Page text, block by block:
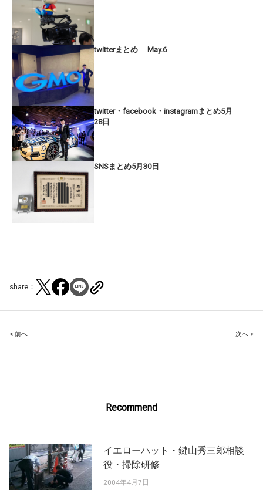
twitterまとめ May.6
twitter・facebook・instagramまとめ5月
28日
SNSまとめ5月30日
share：
Post
< 前へ 次へ >
Recommend
イエローハット・鍵山秀三郎相談
役・掃除研修
2004年4月7日